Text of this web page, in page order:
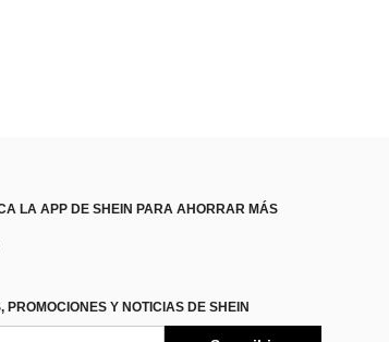
LA APP DE SHEIN PARA AHORRAR MÁS
Y NOTICIAS DE SHEIN